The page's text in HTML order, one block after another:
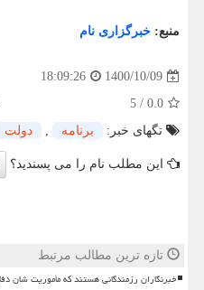
منبع: خبرگزاری نام
1400/10/09
18:09:26
0.0
/
5
تگهای خبر:
برنامه , دولت
این مطلب نام را می پسندید؟
تازه ترین مطالب مرتبط
خبرنگاران رزمندگانی هستند که مأموریت شان